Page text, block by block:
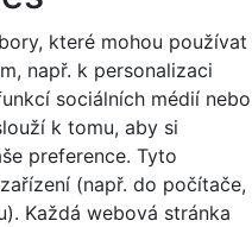
které mohou používat
např. k personalizaci
sociálních médií nebo
k tomu, aby si
preference. Tyto
(např. do počítače,
Každá webová stránka